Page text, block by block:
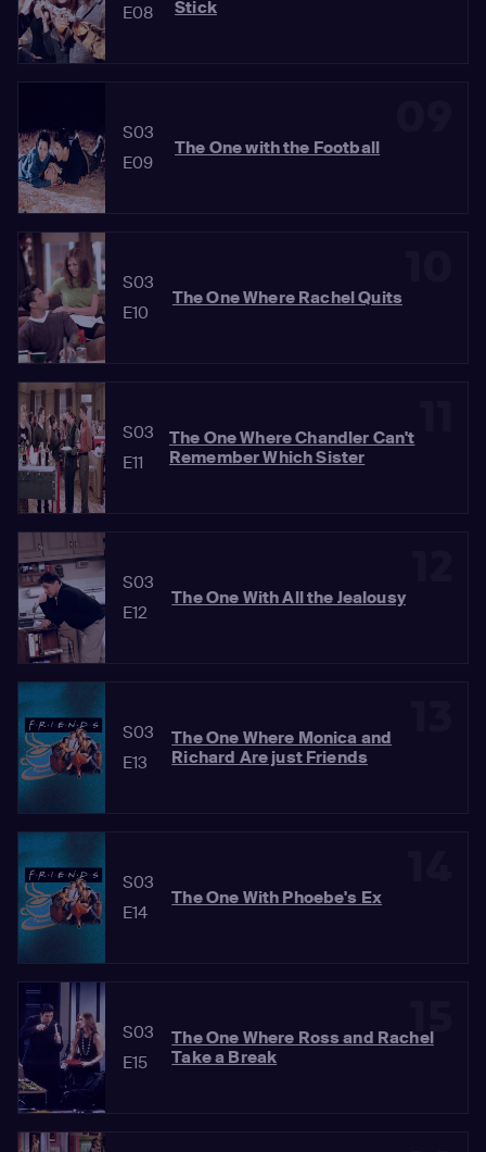
E08 Stick
S03
E09
The One with the Football
S03
E10
The One Where Rachel Quits
S03
E11
The One Where Chandler Can't
Remember Which Sister
S03
E12
The One With All the Jealousy
S03
E13
The One Where Monica and
Richard Are just Friends
S03
E14
The One With Phoebe's Ex
15
S03
E15
The One Where Ross and Rachel
Take a Break